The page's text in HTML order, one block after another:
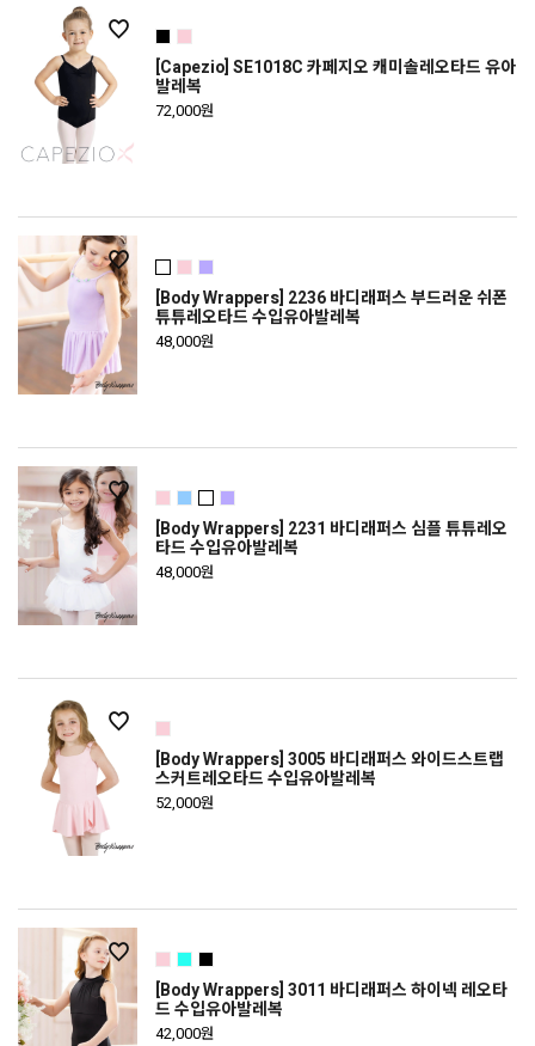
[Capezio] SE1018C 카페지오 캐미솔레오타드 유아
발레복
72,000원
[Body Wrappers] 2236 바디래퍼스 부드러운 쉬폰
튜튜레오타드 수입유아발레복
48,000원
[Body Wrappers] 2231 바디래퍼스 심플 튜튜레오
타드 수입유아발레복
48,000원
[Body Wrappers] 3005 바디래퍼스 와이드스트랩
스커트레오타드 수입유아발레복
52,000원
[Body Wrappers] 3011 바디래퍼스 하이넥 레오타
드 수입유아발레복
42,000원